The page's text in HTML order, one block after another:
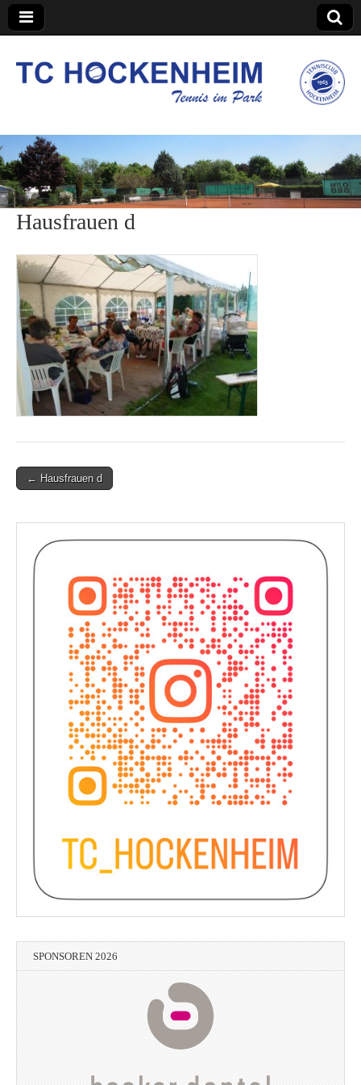
TC Hockenheim
Hausfrauen d
Post← Hausfrauen d
SPONSOREN 2026